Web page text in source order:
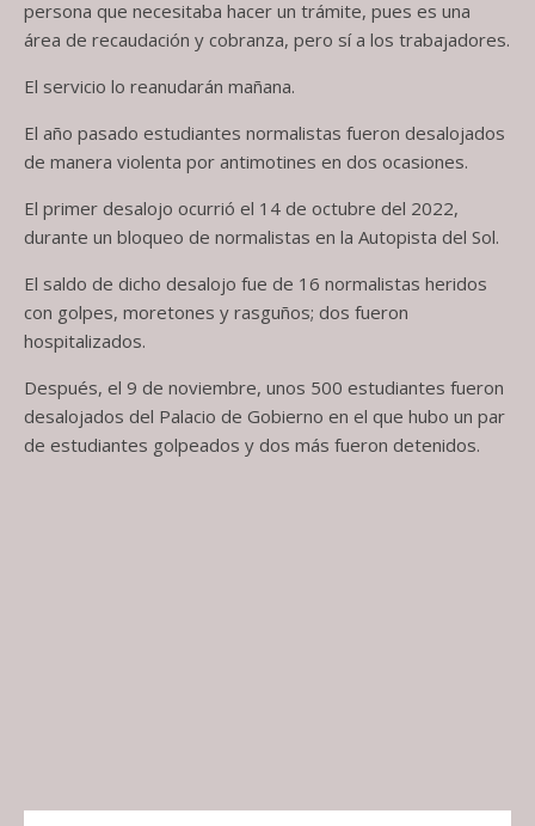
persona que necesitaba hacer un trámite, pues es una
área de recaudación y cobranza, pero sí a los trabajadores.
El servicio lo reanudarán mañana.
El año pasado estudiantes normalistas fueron desalojados
de manera violenta por antimotines en dos ocasiones.
El primer desalojo ocurrió el 14 de octubre del 2022,
durante un bloqueo de normalistas en la Autopista del Sol.
El saldo de dicho desalojo fue de 16 normalistas heridos
con golpes, moretones y rasguños; dos fueron
hospitalizados.
Después, el 9 de noviembre, unos 500 estudiantes fueron
desalojados del Palacio de Gobierno en el que hubo un par
de estudiantes golpeados y dos más fueron detenidos.